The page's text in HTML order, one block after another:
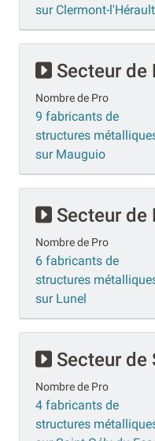
sur Clermont-l'Hérault
Secteur de
Nombre de Pro
9 fabricants de
structures
sur Mauguio
Secteur de
Nombre de Pro
6 fabricants de
structures
sur Lunel
Secteur de
Nombre de Pro
4 fabricants de
structures